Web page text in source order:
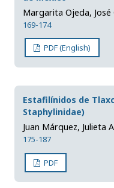
Margarita Ojeda, José
169-174
PDF (English)
Estafilínidos de
Staphylinidae)
Juan Márquez, Julieta
175-187
PDF